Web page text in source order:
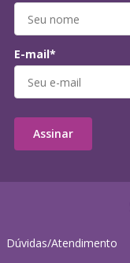
Dúvidas/Atendimento
E-mail*
Assinar